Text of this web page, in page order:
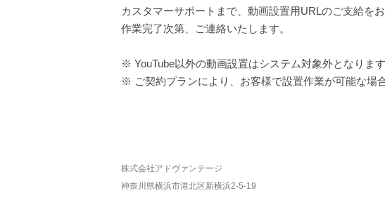
カスタマーサポートまで、動画設置用URLのご支給をお
作業完了次第、ご連絡いたします。
※ YouTube以外の動画設置はシステム対象外となります
※ ご契約プランにより、お客様で設置作業が可能な場
株式会社アドヴァンテージ
神奈川県横浜市港北区新横浜2-5-19